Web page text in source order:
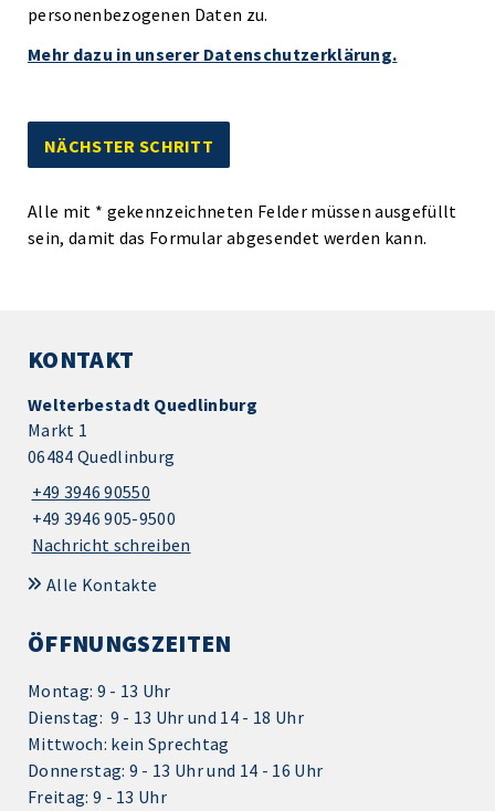
personenbezogenen Daten zu.
Mehr dazu in unserer Datenschutzerklärung.
Alle mit * gekennzeichneten Felder müssen ausgefüllt
sein, damit das Formular abgesendet werden kann.
KONTAKT
Welterbestadt Quedlinburg
Markt 1
06484 Quedlinburg
+49 3946 90550
+49 3946 905-9500
Nachricht schreiben
Alle Kontakte
ÖFFNUNGSZEITEN
Montag: 9 - 13 Uhr
Dienstag: 9 - 13 Uhr und 14 - 18 Uhr
Mittwoch: kein Sprechtag
Donnerstag: 9 - 13 Uhr und 14 - 16 Uhr
Freitag: 9 - 13 Uhr